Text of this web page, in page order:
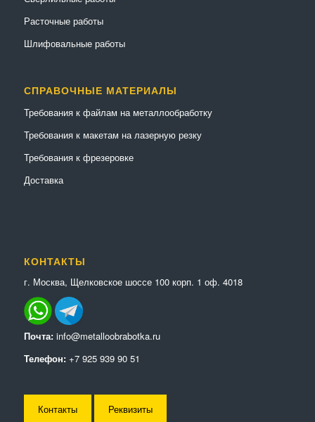
Расточные работы
Шлифовальные работы
СПРАВОЧНЫЕ МАТЕРИАЛЫ
Требования к файлам на металлообработку
Требования к макетам на лазерную резку
Требования к фрезеровке
Доставка
КОНТАКТЫ
г. Москва, Щелковское шоссе 100 корп. 1 оф. 4018
Почта: info@metalloobrabotka.ru
Телефон: +7 925 939 90 51
Контакты Реквизиты